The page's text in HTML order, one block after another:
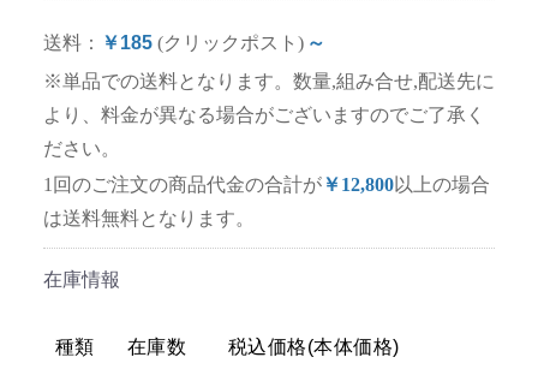
送料： ￥185 (クリックポスト) ～
※単品での送料となります。数量,組み合せ,配送先に
より、料金が異なる場合がございますのでご了承く
ださい。
1回のご注文の商品代金の合計が￥12,800以上の場合
は送料無料となります。
在庫情報
種類 在庫数 税込価格(本体価格)